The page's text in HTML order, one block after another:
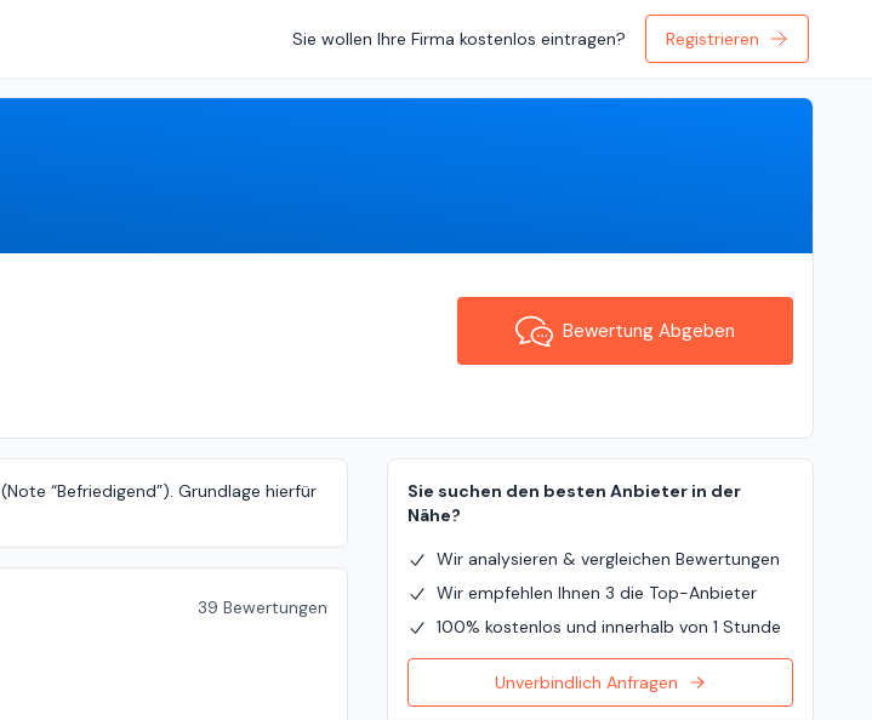
Sie wollen Ihre Firma kostenlos eintragen? Registrieren
Bewertung Abgeben
“Befriedigend”). Grundlage hierfür
39 Bewertungen
Sie suchen den besten Anbieter in der
Nähe?
Wir analysieren & vergleichen Bewertungen
Wir empfehlen Ihnen 3 die Top-Anbieter
100% kostenlos und innerhalb von 1 Stunde
Unverbindlich Anfragen